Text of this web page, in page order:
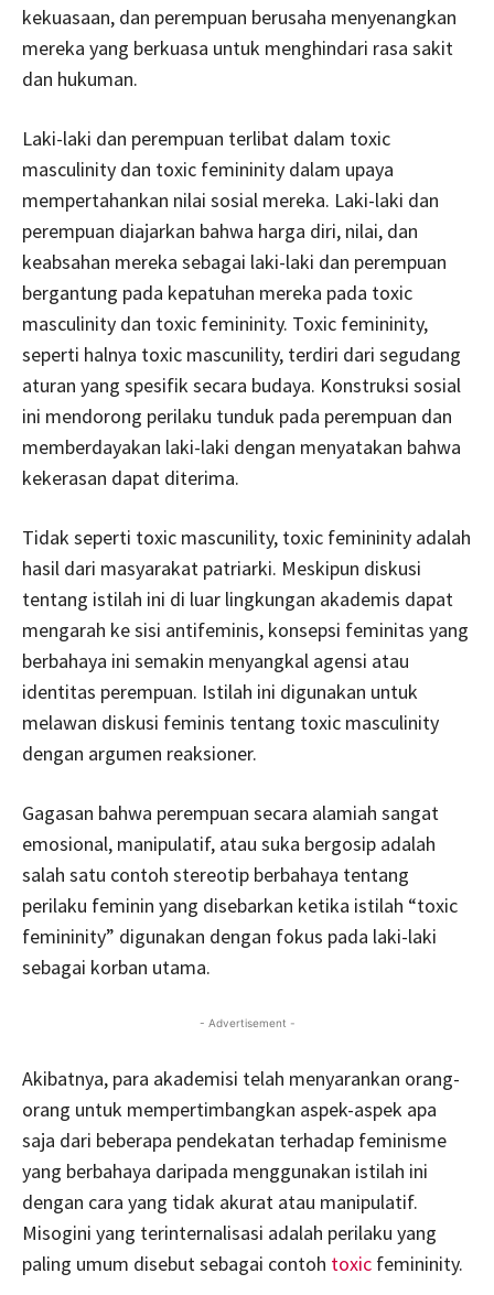
kekuasaan, dan perempuan berusaha menyenangkan
mereka yang berkuasa untuk menghindari rasa sakit
dan hukuman.
Laki-laki dan perempuan terlibat dalam toxic
masculinity dan toxic femininity dalam upaya
mempertahankan nilai sosial mereka. Laki-laki dan
perempuan diajarkan bahwa harga diri, nilai, dan
keabsahan mereka sebagai laki-laki dan perempuan
bergantung pada kepatuhan mereka pada toxic
masculinity dan toxic femininity. Toxic femininity,
seperti halnya toxic mascunility, terdiri dari segudang
aturan yang spesifik secara budaya. Konstruksi sosial
ini mendorong perilaku tunduk pada perempuan dan
memberdayakan laki-laki dengan menyatakan bahwa
kekerasan dapat diterima.
Tidak seperti toxic mascunility, toxic femininity adalah
hasil dari masyarakat patriarki. Meskipun diskusi
tentang istilah ini di luar lingkungan akademis dapat
mengarah ke sisi antifeminis, konsepsi feminitas yang
berbahaya ini semakin menyangkal agensi atau
identitas perempuan. Istilah ini digunakan untuk
melawan diskusi feminis tentang toxic masculinity
dengan argumen reaksioner.
Gagasan bahwa perempuan secara alamiah sangat
emosional, manipulatif, atau suka bergosip adalah
salah satu contoh stereotip berbahaya tentang
perilaku feminin yang disebarkan ketika istilah “toxic
femininity” digunakan dengan fokus pada laki-laki
sebagai korban utama.
- Advertisement -
Akibatnya, para akademisi telah menyarankan orang-
orang untuk mempertimbangkan aspek-aspek apa
saja dari beberapa pendekatan terhadap feminisme
yang berbahaya daripada menggunakan istilah ini
dengan cara yang tidak akurat atau manipulatif.
Misogini yang terinternalisasi adalah perilaku yang
paling umum disebut sebagai contoh toxic femininity.